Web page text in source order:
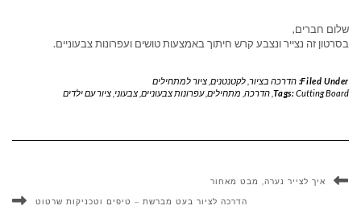
שלום חברים,
בסרטון זה נצייר ונצבע קרש חיתוך באמצעות טושים ועפרונות צבעוניים.
Filed Under: הדרכה בציור, לקטנטנים, ציור למתחילים
Tags:Cutting Board
, הדרכה, מתחילים,עפרונות צבעוניים, צבעוני ציור עם ילדים
איך לצייר נערה, מבט מאחור
הדרכה לציור בעט מברשת – טיפים וטכניקות שרטוט